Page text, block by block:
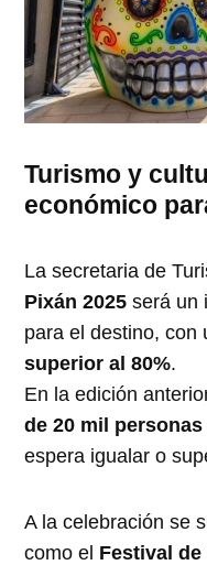
Turismo y
económico
La secretaria de
Pixán 2025 será un
para el destino, con
superior al 80%.
En la edición
de 20 mil
espera igualar o
A la celebración se
como el Festival de